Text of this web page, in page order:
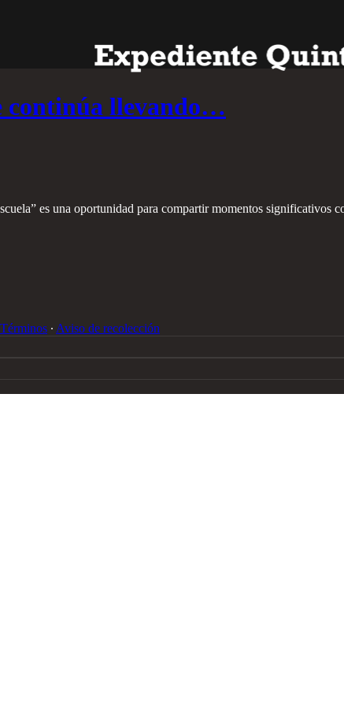
continúa llevando…
es una oportunidad para compartir momentos
Términos ∙ Aviso de recolección